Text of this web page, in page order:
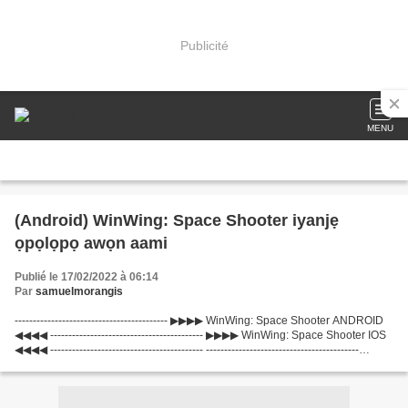
Publicité
MENU
(Android) WinWing: Space Shooter iyanjẹ
ọpọlọpọ awọn aami
Publié le 17/02/2022 à 06:14
Par samuelmorangis
------------------------------------------ ▶▶▶▶ WinWing: Space Shooter ANDROID
◀◀◀◀ ------------------------------------------ ▶▶▶▶ WinWing: Space Shooter IOS
◀◀◀◀ ------------------------------------------ ------------------------------------------